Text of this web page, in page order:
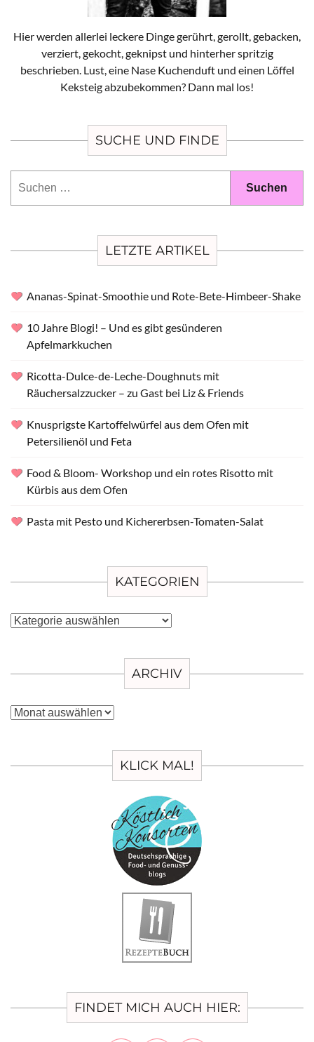
Hier werden allerlei leckere Dinge gerührt, gerollt, gebacken,
verziert, gekocht, geknipst und hinterher spritzig
beschrieben. Lust, eine Nase Kuchenduft und einen Löffel
Keksteig abzubekommen? Dann mal los!
SUCHE UND FINDE
LETZTE ARTIKEL
Ananas-Spinat-Smoothie und Rote-Bete-Himbeer-Shake
10 Jahre Blogi! – Und es gibt gesünderen
Apfelmarkkuchen
Ricotta-Dulce-de-Leche-Doughnuts mit
Räuchersalzzucker – zu Gast bei Liz & Friends
Knusprigste Kartoffelwürfel aus dem Ofen mit
Petersilienöl und Feta
Food & Bloom- Workshop und ein rotes Risotto mit
Kürbis aus dem Ofen
Pasta mit Pesto und Kichererbsen-Tomaten-Salat
KATEGORIEN
Kategorien
ARCHIV
Archiv
KLICK MAL!
FINDET MICH AUCH HIER: